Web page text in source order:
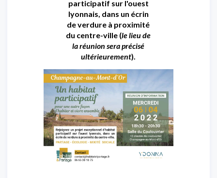
participatif sur l'ouest
lyonnais, dans un écrin
de verdure à proximité
du centre-ville (le lieu de
la réunion sera précisé
ultérieurement).